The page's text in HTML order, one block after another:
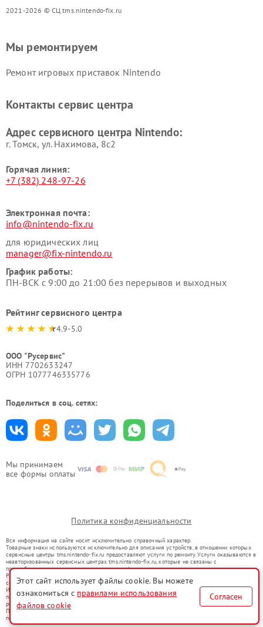
2021-2026 © СЦ tms.nintendo-fix.ru
Мы принимаем
все формы оплаты
Мы ремонтируем
Ремонт игровых приставок Nintendo
Контакты сервис центра
Адрес сервисного центра Nintendo:
г. Томск, ул. Нахимова, 8с2
Горячая линия:
+7 (382) 248-97-26
Электронная почта:
info@nintendo-fix.ru
для юридических лиц
manager@fix-nintendo.ru
График работы:
ПН-ВСК с 9:00 до 21:00 без перерывов и выходных
Рейтинг сервисного центра
4.9-5.0
ООО "Русервис"
ИНН 7702633247
ОГРН 1077746335776
Поделиться в соц. сетях:
Политика конфиденциальности
Вся информация на сайте носит исключительно справочный характер.
Товарные знаки используются исключительно для описания устройств, в отношении которых
сервисные центры tms.nintendo-fix.ru предоставляют услуги по ремонту. Услуги оказываются в
неавторизованных сервисных центрах tms.nintendo-fix.ru, которые не связаны с
правообладателями товарных знаков или их официальными представителями.
Ремонт осуществляется для устройств, уже введенных в гражданский оборот в соответствии
со статьей 1487 ГК РФ.
Использование товарных знаков не преследует цели индивидуализации услуг или введения
потребителей в заблуждение, а служит для информирования о предоставляемых услугах по
ремонту техники указанных брендов.
Представленная на сайте информация не является публичной офертой, определяемой
положениями Статьи 437(2) Гражданского кодекса РФ
Этот сайт использует файлы cookie. Вы можете
ознакомиться с правилами использования
файлов cookie
Согласен